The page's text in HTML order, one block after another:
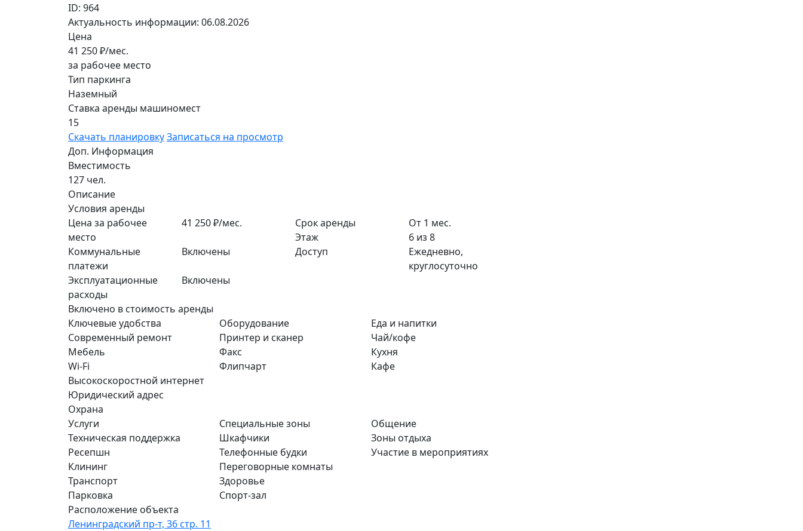
ID: 964
Актуальность информации: 06.08.2026
Цена
41 250₽/мес.
за рабочее место
Тип паркинга
Наземный
Ставка аренды машиномест
15
Скачать планировкуЗаписаться на просмотр
Доп. Информация
Вместимость
127 чел.
Описание
Условия аренды
Цена за рабочее
место
41 250 ₽/мес.
Коммунальные
платежи
Включены
Эксплуатационные
расходы
Включены
Срок аренды
От 1 мес.
Этаж
6 из 8
Доступ
Ежедневно,
круглосуточно
Включено в стоимость аренды
Ключевые удобства
Современный ремонт
Мебель
Wi-Fi
Высокоскоростной интернет
Юридический адрес
Охрана
Оборудование
Принтер и сканер
Факс
Флипчарт
Еда и напитки
Чай/кофе
Кухня
Кафе
Услуги
Техническая поддержка
Ресепшн
Клининг
Специальные зоны
Шкафчики
Телефонные будки
Переговорные комнаты
Общение
Зоны отдыха
Участие в мероприятиях
Транспорт
Парковка
Здоровье
Спорт-зал
Расположение объекта
Ленинградский пр-т, 36 стр. 11